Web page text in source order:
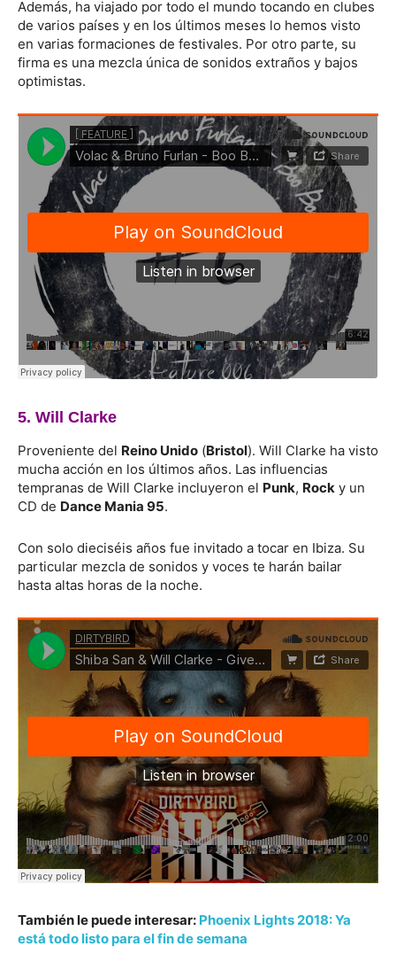
Además, ha viajado por todo el mundo tocando en clubes
de varios países y en los últimos meses lo hemos visto
en varias formaciones de festivales. Por otro parte, su
firma es una mezcla única de sonidos extraños y bajos
optimistas.
5. Will Clarke
Proveniente del Reino Unido (Bristol). Will Clarke ha visto
mucha acción en los últimos años. Las influencias
tempranas de Will Clarke incluyeron el Punk, Rock y un
CD de Dance Mania 95.
Con solo dieciséis años fue invitado a tocar en Ibiza. Su
particular mezcla de sonidos y voces te harán bailar
hasta altas horas de la noche.
También le puede interesar: Phoenix Lights 2018: Ya
está todo listo para el fin de semana